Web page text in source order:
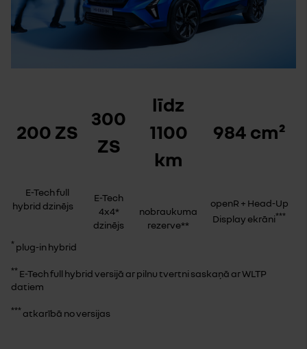
200 ZS
300
ZS
līdz
1100
km
984 cm²
E-Tech full
hybrid dzinējs
E-Tech
4x4*
dzinējs
nobraukuma
rezerve**
openR + Head-Up
Display ekrāni***
* plug-in hybrid
** E-Tech full hybrid versijā ar pilnu tvertni saskaņā ar WLTP
datiem
*** atkarībā no versijas